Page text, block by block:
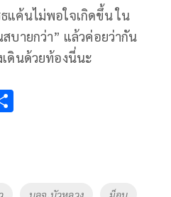
แค้นไม่พอใจเกิดขึ้น ใน
บายกว่า” แล้วค่อยว่ากัน
ดินด้วยท้องนี่นะ
บลจ.บัวหลวง ม็อบ